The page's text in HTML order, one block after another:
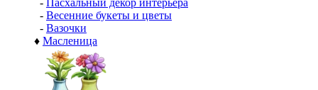
- Пасхальный декор интерьера
- Весенние букеты и цветы
- Вазочки
♦ Масленица